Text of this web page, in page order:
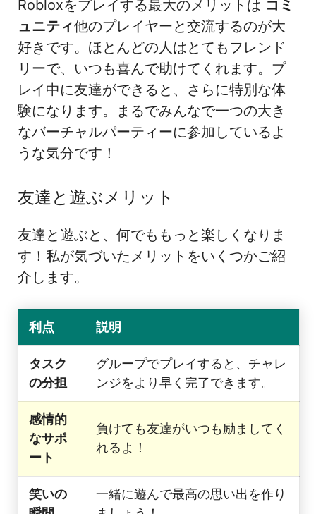
Robloxをプレイする最大のメリットは コミ
ュニティ他のプレイヤーと交流するのが大
好きです。ほとんどの人はとてもフレンド
リーで、いつも喜んで助けてくれます。プ
レイ中に友達ができると、さらに特別な体
験になります。まるでみんなで一つの大き
なバーチャルパーティーに参加しているよ
うな気分です！
友達と遊ぶメリット
友達と遊ぶと、何でももっと楽しくなりま
す！私が気づいたメリットをいくつかご紹
介します。
利点 説明
タスク
の分担
グループでプレイすると、チャレ
ンジをより早く完了できます。
感情的
なサポ
ート
負けても友達がいつも励ましてく
れるよ！
笑いの
一緒に遊んで最高の思い出を作り